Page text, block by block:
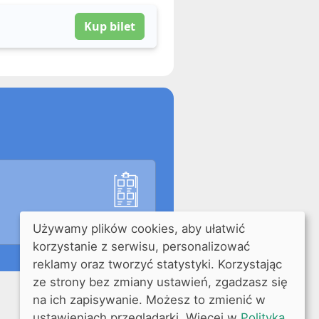
Kup bilet
Używamy plików cookies, aby ułatwić
korzystanie z serwisu, personalizować
reklamy oraz tworzyć statystyki. Korzystając
ze strony bez zmiany ustawień, zgadzasz się
na ich zapisywanie. Możesz to zmienić w